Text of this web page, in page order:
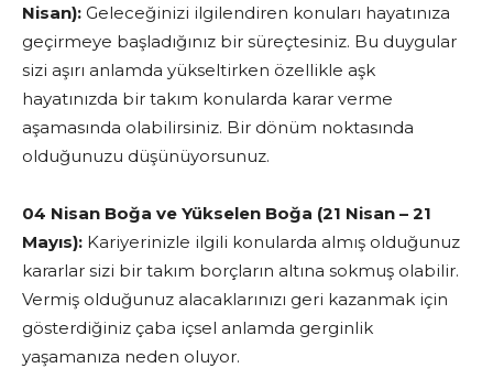
Nisan): Geleceğinizi ilgilendiren konuları hayatınıza
geçirmeye başladığınız bir süreçtesiniz. Bu duygular
sizi aşırı anlamda yükseltirken özellikle aşk
hayatınızda bir takım konularda karar verme
aşamasında olabilirsiniz. Bir dönüm noktasında
olduğunuzu düşünüyorsunuz.
04 Nisan Boğa ve Yükselen Boğa (21 Nisan – 21
Mayıs): Kariyerinizle ilgili konularda almış olduğunuz
kararlar sizi bir takım borçların altına sokmuş olabilir.
Vermiş olduğunuz alacaklarınızı geri kazanmak için
gösterdiğiniz çaba içsel anlamda gerginlik
yaşamanıza neden oluyor.